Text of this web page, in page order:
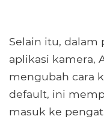
Selain itu,
aplikasi kamera,
mengubah cara
default, ini
masuk ke